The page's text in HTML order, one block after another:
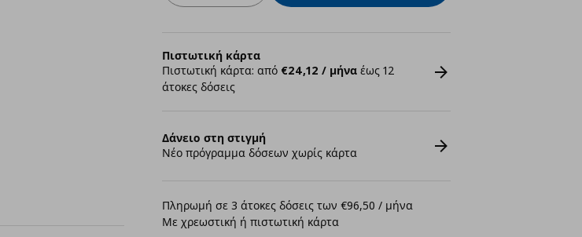
Πιστωτική κάρτα
Πιστωτική κάρτα: από €24,12 / μήναέως 12
άτοκες δόσεις
Δάνειο στη στιγμή
Νέο πρόγραμμα δόσεων χωρίς κάρτα
Πληρωμή σε 3 άτοκες δόσεις των €96,50 / μήνα
Με χρεωστική ή πιστωτική κάρτα